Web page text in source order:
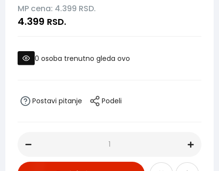
MP cena: 4.399 RSD.
4.399 RSD.
0 osoba trenutno gleda ovo
Postavi pitanje Podeli